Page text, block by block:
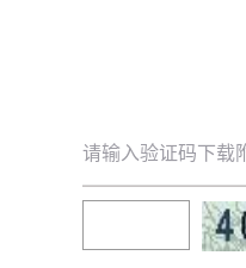
请输入验证码下载